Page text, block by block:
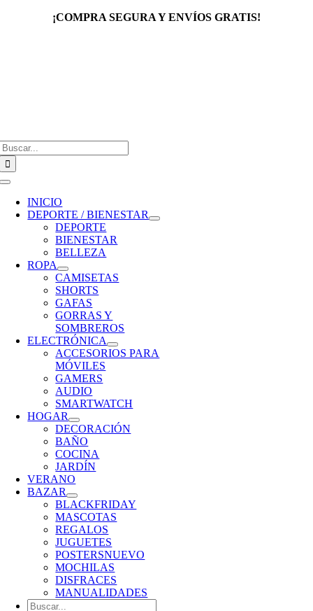
¡COMPRA SEGURA Y ENVÍOS GRATIS!
Toggle
Navigation
INICIO
DEPORTE / BIENESTAR
DEPORTE
BIENESTAR
BELLEZA
ROPA
CAMISETAS
SHORTS
GAFAS
GORRAS Y
SOMBREROS
ELECTRÓNICA
ACCESORIOS PARA
MÓVILES
GAMERS
AUDIO
SMARTWATCH
HOGAR
DECORACIÓN
BAÑO
COCINA
JARDÍN
VERANO
BAZAR
BLACKFRIDAY
MASCOTAS
REGALOS
JUGUETES
POSTERSNUEVO
MOCHILAS
DISFRACES
MANUALIDADES
Buscar: